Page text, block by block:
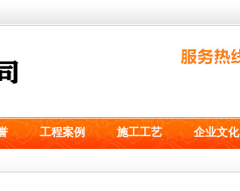
工程案例 施工工艺 企业文化